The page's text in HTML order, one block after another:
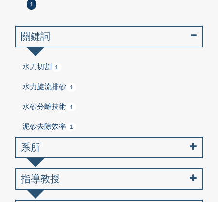
1
關鍵詞
水刀切割 1
水力旋流排砂 1
水砂分離技術 1
泥砂去除效率 1
系所
指導教授